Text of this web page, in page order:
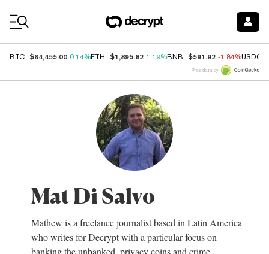
BTC $64,455.00 0.14%ETH $1,895.82 1.19%BNB $591.92 -1.84%USDC
Price data by
Mat Di Salvo
Mathew is a freelance journalist based in Latin America
who writes for Decrypt with a particular focus on
banking the unbanked, privacy coins and crime.